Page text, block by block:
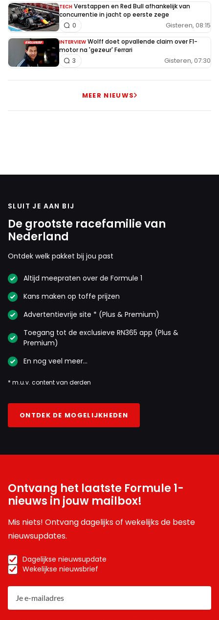
TECH Verstappen en Red Bull afhankelijk van
concurrentie in jacht op eerste zege
Gisteren, 08:15
0
INTERVIEW Wolff doet opvallende claim over F1-
motor na 'gezeur' Ferrari
Gisteren, 07:30
3
MEER NIEUWS
SLUIT JE AAN BIJ
De grootste racefamilie van
Nederland
Ontdek welk pakket bij jou past
Altijd meepraten over de Formule 1
Kans maken op toffe prijzen
Advertentievrije site * (Plus & Premium)
Toegang tot de exclusieve RN365 app (Plus &
Premium)
En nog veel meer…
* m.u.v. content van derden
ONTDEK DE MOGELIJKHEDEN
Ontvang het laatste Formule 1-
nieuws in jouw mailbox!
Mis niets! Ontvang dagelijks of wekelijks de beste
nieuwsupdates.
Dagelijkse nieuwsupdate
Wekelijkse nieuwsbrief